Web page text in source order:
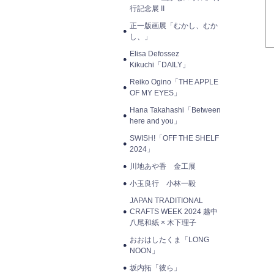
行記念展 II
正一版画展「むかし、むか
し、」
Elisa Defossez
Kikuchi「DAILY」
Reiko Ogino「THE APPLE
OF MY EYES」
Hana Takahashi「Between
here and you」
SWISH!「OFF THE SHELF
2024」
川地あや香 金工展
小玉良行 小林一毅
JAPAN TRADITIONAL
CRAFTS WEEK 2024 越中
八尾和紙 × 木下理子
おおはしたくま「LONG
NOON」
坂内拓「彼ら」